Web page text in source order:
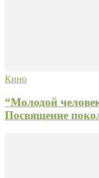
Кино
“Молодой
Посвящение